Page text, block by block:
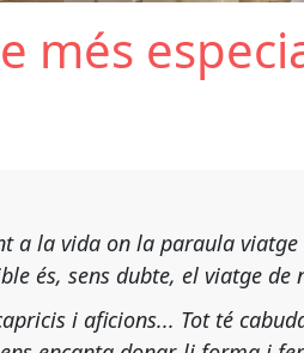
més
a la vida on la paraula
és, sens dubte, el viatge de
i aficions... Tot té